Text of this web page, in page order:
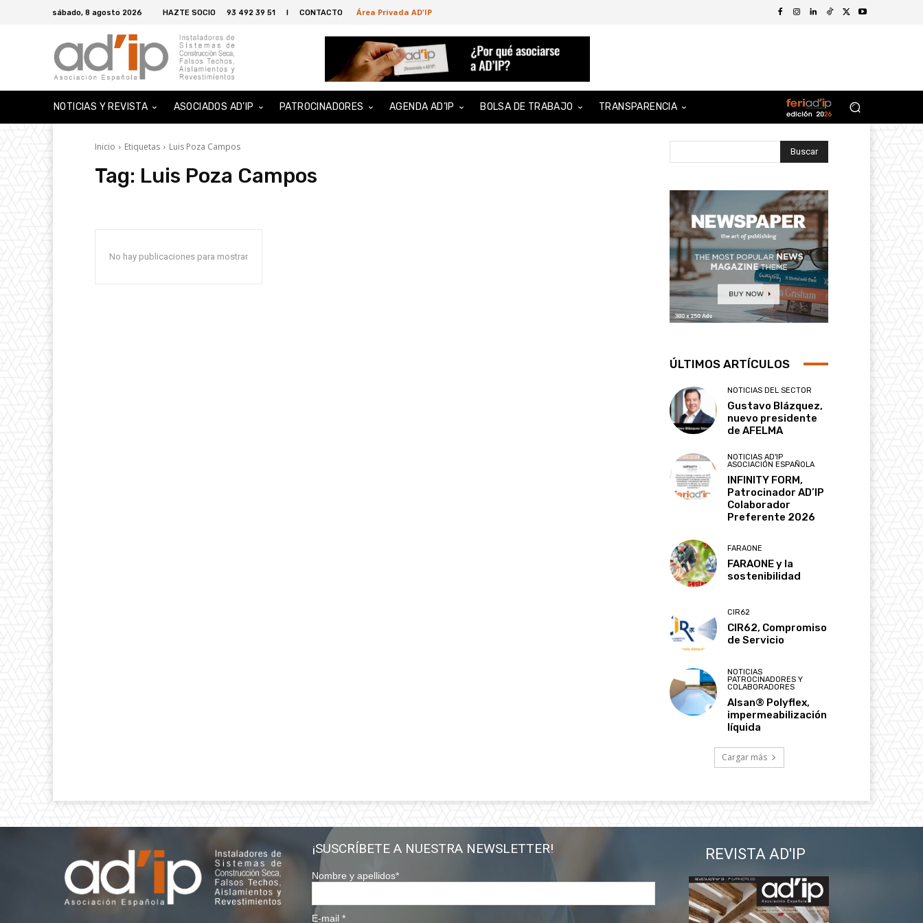
sábado, 8 agosto 2026 HAZTE SOCIO 93 492 39 51 I CONTACTO Área Privada AD'IP
NOTICIAS Y REVISTA ASOCIADOS AD’IP PATROCINADORES AGENDA AD’IP BOLSA DE TRABAJO TRANSPARENCIA
Inicio Etiquetas Luis Poza Campos
Tag: Luis Poza Campos
No hay publicaciones para mostrar
Buscar
ÚLTIMOS ARTÍCULOS
NOTICIAS DEL SECTOR
Gustavo Blázquez,
nuevo presidente
de AFELMA
NOTICIAS AD'IP
ASOCIACIÓN ESPAÑOLA
INFINITY FORM,
Patrocinador AD’IP
Colaborador
Preferente 2026
FARAONE
FARAONE y la
sostenibilidad
CIR62
CIR62, Compromiso
de Servicio
NOTICIAS
PATROCINADORES Y
COLABORADORES
Alsan® Polyflex,
impermeabilización
líquida
Cargar más
¡SUSCRÍBETE A NUESTRA NEWSLETTER!
Nombre y apellidos*
E-mail*
REVISTA AD'IP